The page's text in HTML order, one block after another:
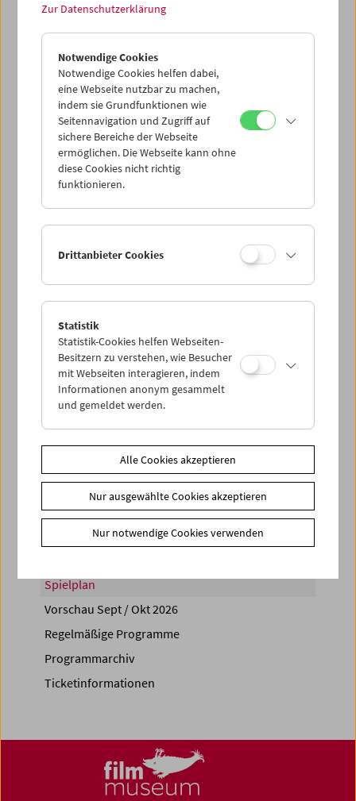
Mo 8.5.
Di 9.5.
Mi 10.5.
Do 11.5.
Sa 13.5.
PROGRAMM ÜBERBLICK
Share on
Spielplan
Vorschau Sept / Okt 2026
Regelmäßige Programme
Programmarchiv
Ticketinformationen
Zur Datenschutzerklärung
Notwendige Cookies
Notwendige Cookies helfen dabei,
eine Webseite nutzbar zu machen,
indem sie Grundfunktionen wie
Seitennavigation und Zugriff auf
sichere Bereiche der Webseite
ermöglichen. Die Webseite kann ohne
diese Cookies nicht richtig
funktionieren.
Drittanbieter Cookies
Statistik
Statistik-Cookies helfen Webseiten-
Besitzern zu verstehen, wie Besucher
mit Webseiten interagieren, indem
Informationen anonym gesammelt
und gemeldet werden.
Alle Cookies akzeptieren
Nur ausgewählte Cookies akzeptieren
Nur notwendige Cookies verwenden